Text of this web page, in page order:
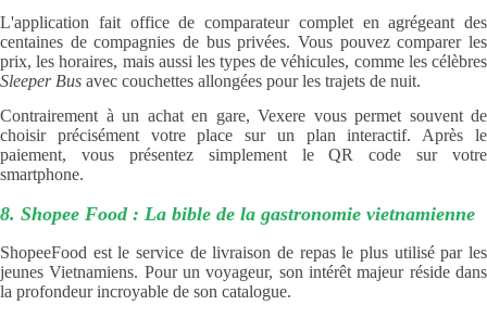
L'application fait office de comparateur complet en agrégeant des
centaines de compagnies de bus privées. Vous pouvez comparer les
prix, les horaires, mais aussi les types de véhicules, comme les célèbres
Sleeper Bus avec couchettes allongées pour les trajets de nuit.
Contrairement à un achat en gare, Vexere vous permet souvent de
choisir précisément votre place sur un plan interactif. Après le
paiement, vous présentez simplement le QR code sur votre
smartphone.
8. Shopee Food : La bible de la gastronomie vietnamienne
ShopeeFood est le service de livraison de repas le plus utilisé par les
jeunes Vietnamiens. Pour un voyageur, son intérêt majeur réside dans
la profondeur incroyable de son catalogue.